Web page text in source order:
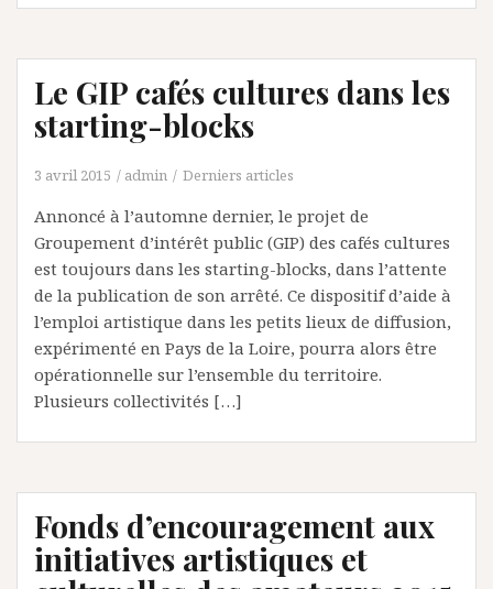
Le GIP cafés cultures dans les
starting-blocks
3 avril 2015 admin Derniers articles
Annoncé à l’automne dernier, le projet de
Groupement d’intérêt public (GIP) des cafés cultures
est toujours dans les starting-blocks, dans l’attente
de la publication de son arrêté. Ce dispositif d’aide à
l’emploi artistique dans les petits lieux de diffusion,
expérimenté en Pays de la Loire, pourra alors être
opérationnelle sur l’ensemble du territoire.
Plusieurs collectivités […]
Fonds d’encouragement aux
initiatives artistiques et